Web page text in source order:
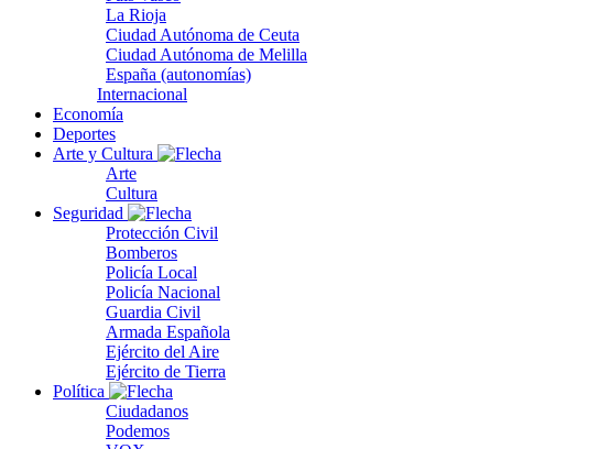
La Rioja
Ciudad Autónoma de Ceuta
Ciudad Autónoma de Melilla
España (autonomías)
Internacional
Economía
Deportes
Arte y Cultura
Arte
Cultura
Seguridad
Protección Civil
Bomberos
Policía Local
Policía Nacional
Guardia Civil
Armada Española
Ejército del Aire
Ejército de Tierra
Política
Ciudadanos
Podemos